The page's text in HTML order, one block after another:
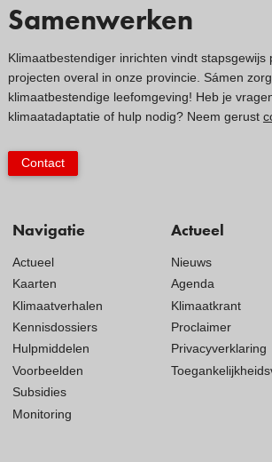
Navigatie
Actueel
Kaarten
Klimaatverhalen
Kennisdossiers
Hulpmiddelen
Voorbeelden
Subsidies
Monitoring
Actueel
Nieuws
Agenda
Klimaatkrant
Proclaimer
Privacyverklaring
Samenwerken
Klimaatbestendiger inrichten vindt stapsgewijs
projecten overal in onze provincie. Sámen
klimaatbestendige leefomgeving! Heb je
klimaatadaptatie of hulp nodig? Neem gerust
Contact